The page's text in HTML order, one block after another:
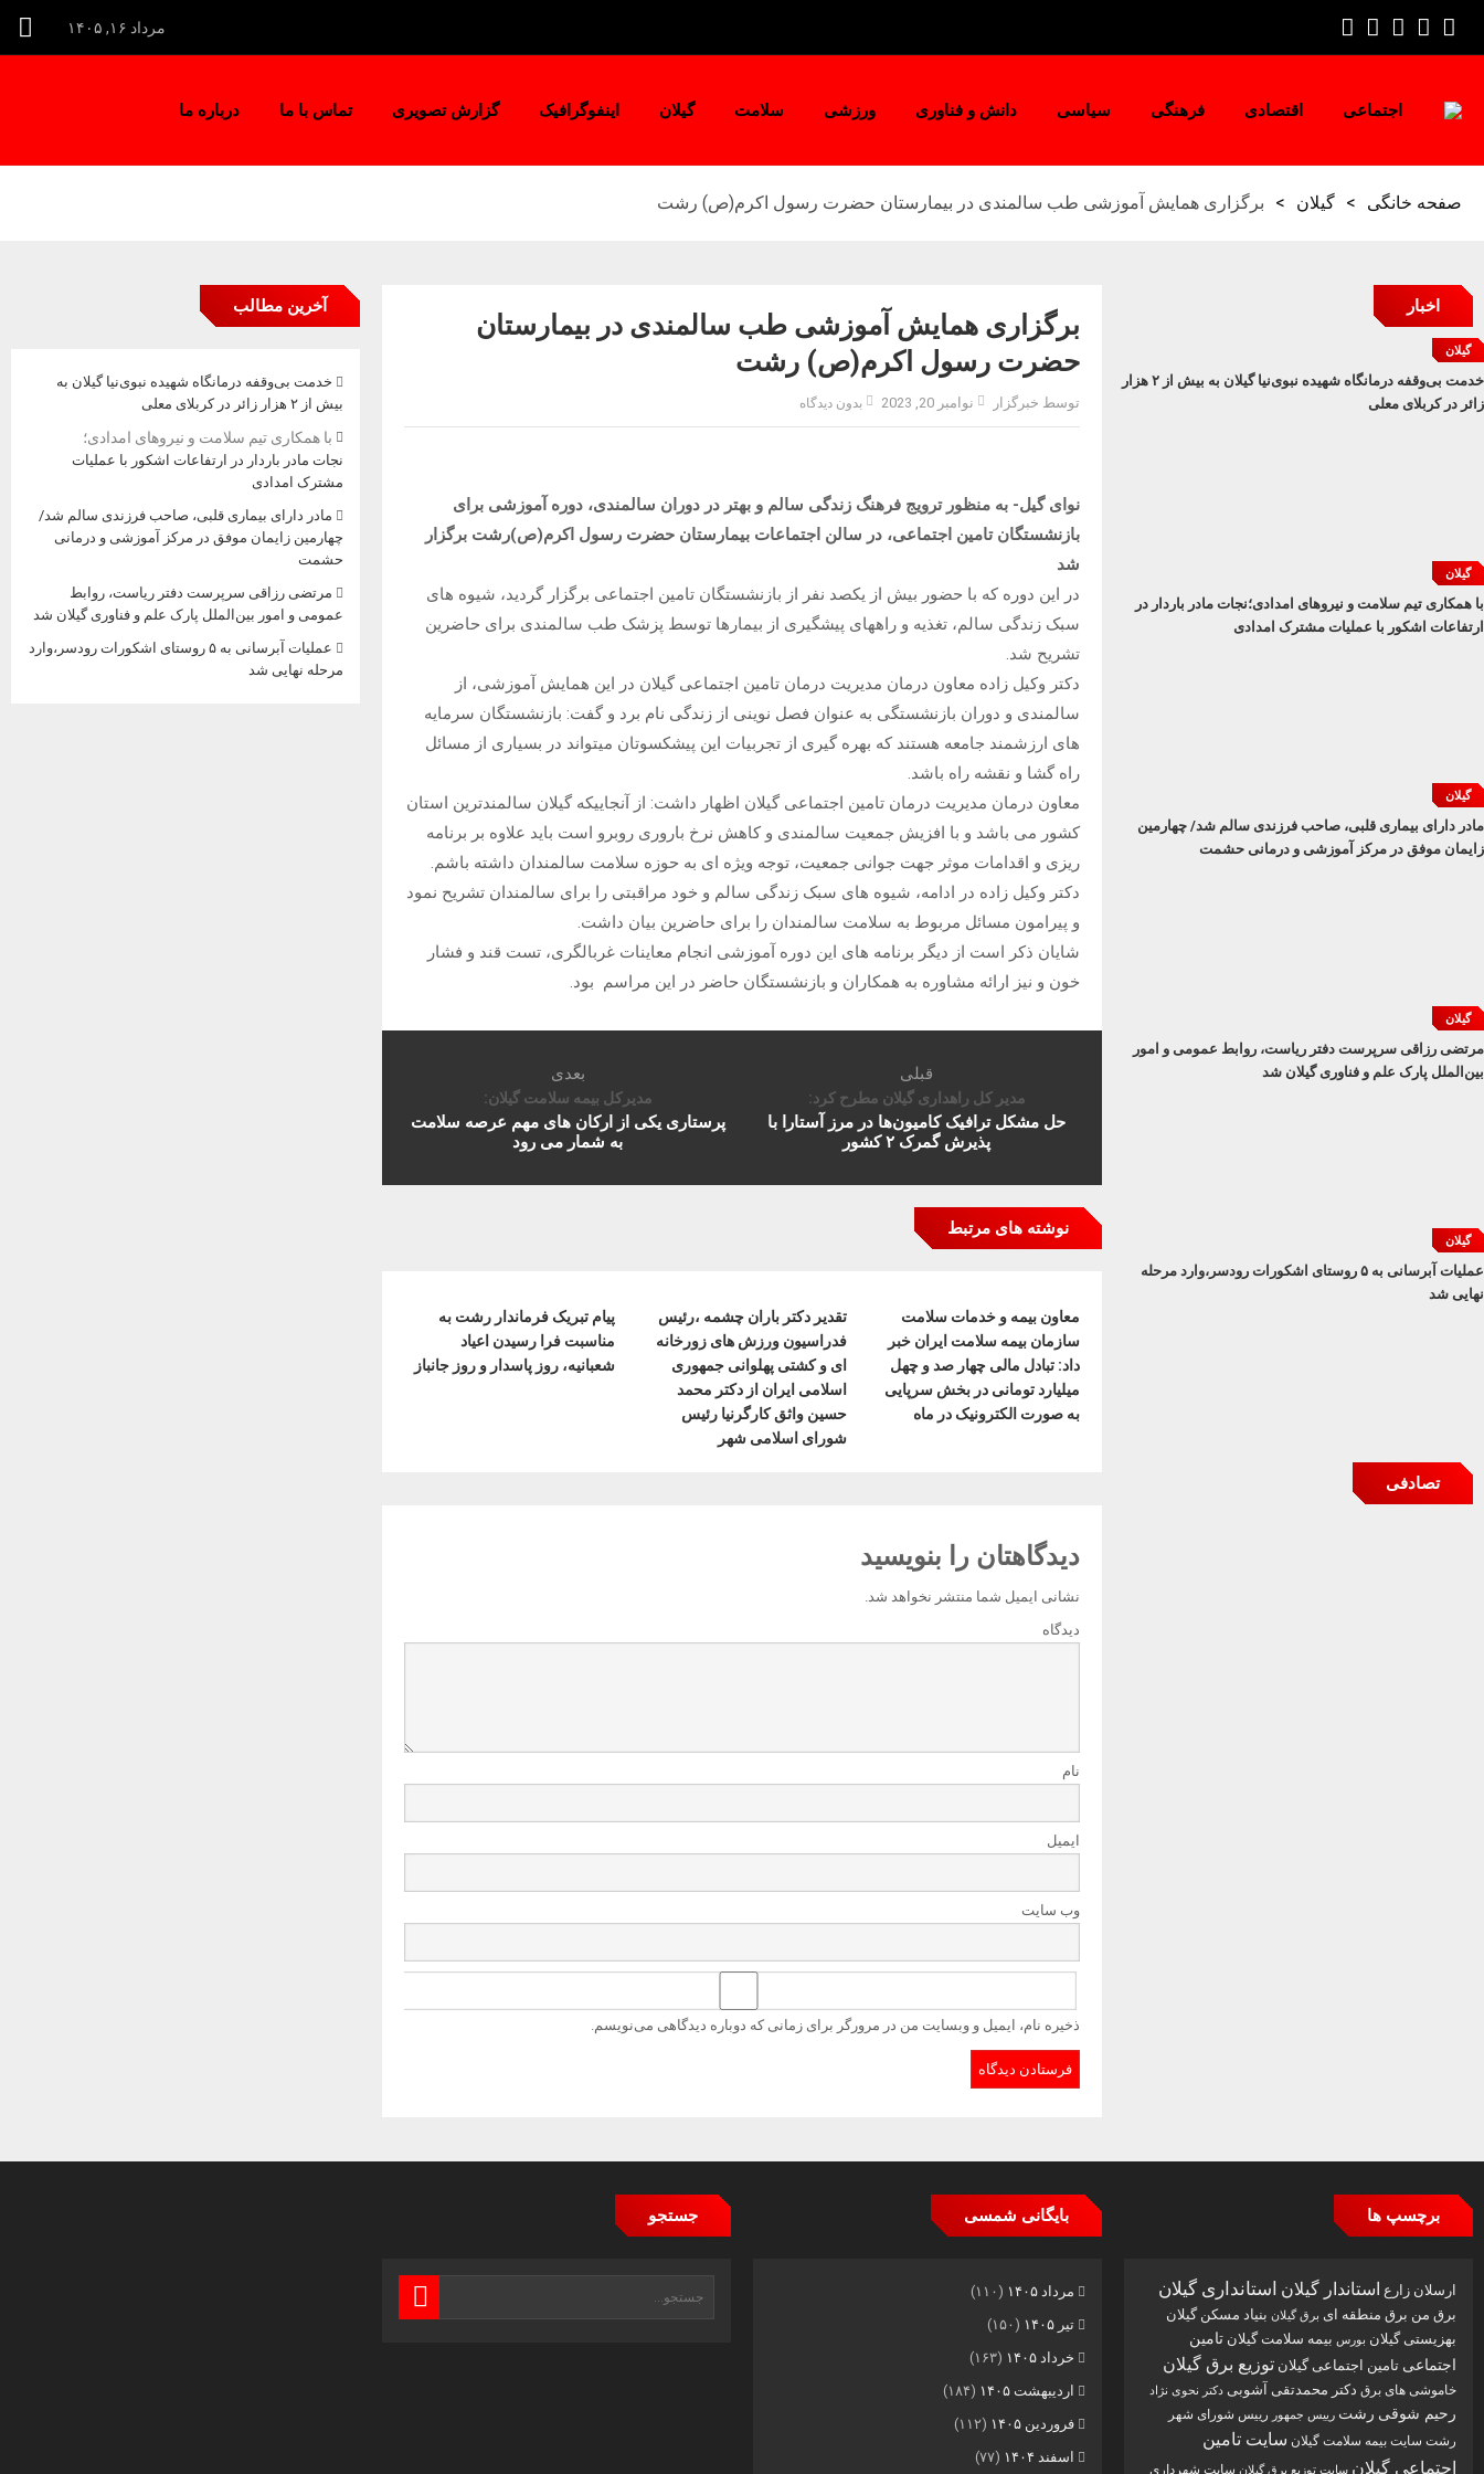
مرداد ۱۶, ۱۴۰۵
اجتماعی اقتصادی فرهنگی سیاسی دانش و فناوری ورزشی سلامت گیلان اینفوگرافیک گزارش تصویری تماس با ما درباره ما
صفحه خانگی > گیلان > برگزاری همایش آموزشی طب سالمندی در بیمارستان حضرت رسول اکرم(ص) رشت
اخبار
گیلان
خدمت بی‌وقفه درمانگاه شهیده نبوی‌نیا گیلان به بیش از ۲ هزار
زائر در کربلای معلی
گیلان
با همکاری تیم سلامت و نیروهای امدادی؛نجات مادر باردار در
ارتفاعات اشکور با عملیات مشترک امدادی
گیلان
مادر دارای بیماری قلبی، صاحب فرزندی سالم شد/ چهارمین
زایمان موفق در مرکز آموزشی و درمانی حشمت
گیلان
مرتضی رزاقی سرپرست دفتر ریاست، روابط عمومی و امور
بین‌الملل پارک علم و فناوری گیلان شد
گیلان
عملیات آبرسانی به ۵ روستای اشکورات رودسر،وارد مرحله
نهایی شد
تصادفی
برگزاری همایش آموزشی طب سالمندی در بیمارستان
حضرت رسول اکرم(ص) رشت
توسط خبرگزار نوامبر 20, 2023 بدون دیدگاه
نوای گیل- به منظور ترویج فرهنگ زندگی سالم و بهتر در دوران سالمندی، دوره آموزشی برای
بازنشستگان تامین اجتماعی، در سالن اجتماعات بیمارستان حضرت رسول اکرم(ص)رشت برگزار
شد
در این دوره که با حضور بیش از یکصد نفر از بازنشستگان تامین اجتماعی برگزار گردید، شیوه های
سبک زندگی سالم، تغذیه و راههای پیشگیری از بیمارها توسط پزشک طب سالمندی برای حاضرین
تشریح شد.
دکتر وکیل زاده معاون درمان مدیریت درمان تامین اجتماعی گیلان در این همایش آموزشی، از
سالمندی و دوران بازنشستگی به عنوان فصل نوینی از زندگی نام برد و گفت: بازنشستگان سرمایه
های ارزشمند جامعه هستند که بهره گیری از تجربیات این پیشکسوتان میتواند در بسیاری از مسائل
راه گشا و نقشه راه باشد.
معاون درمان مدیریت درمان تامین اجتماعی گیلان اظهار داشت: از آنجاییکه گیلان سالمندترین استان
کشور می باشد و با افزیش جمعیت سالمندی و کاهش نرخ باروری روبرو است باید علاوه بر برنامه
ریزی و اقدامات موثر جهت جوانی جمعیت، توجه ویژه ای به حوزه سلامت سالمندان داشته باشم.
دکتر وکیل زاده در ادامه، شیوه های سبک زندگی سالم و خود مراقبتی را برای سالمندان تشریح نمود
و پیرامون مسائل مربوط به سلامت سالمندان را برای حاضرین بیان داشت.
شایان ذکر است از دیگر برنامه های این دوره آموزشی انجام معاینات غربالگری، تست قند و فشار
خون و نیز ارائه مشاوره به همکاران و بازنشستگان حاضر در این مراسم بود.
قبلی
مدیر کل راهداری گیلان مطرح کرد:
حل مشکل ترافیک کامیون‌ها در مرز آستارا با
پذیرش گمرک ۲ کشور
بعدی
مدیرکل بیمه سلامت گیلان:
پرستاری یکی از ارکان های مهم عرصه سلامت
به شمار می رود
نوشته های مرتبط
معاون بیمه و خدمات سلامت
سازمان بیمه سلامت ایران خبر
داد: تبادل مالی چهار صد و چهل
میلیارد تومانی در بخش سرپایی
به صورت الکترونیک در ماه
تقدیر دکتر باران چشمه ،رئیس
فدراسیون ورزش های زورخانه
ای و کشتی پهلوانی جمهوری
اسلامی ایران از دکتر محمد
حسین واثق کارگرنیا رئیس
شورای اسلامی شهر
پیام تبریک فرماندار رشت به
مناسبت فرا رسیدن اعیاد
شعبانیه، روز پاسدار و روز جانباز
دیدگاهتان را بنویسید
نشانی ایمیل شما منتشر نخواهد شد.
دیدگاه
نام
ایمیل
وب‌ سایت
ذخیره نام، ایمیل و وبسایت من در مرورگر برای زمانی که دوباره دیدگاهی می‌نویسم.
آخرین مطالب
خدمت بی‌وقفه درمانگاه شهیده نبوی‌نیا گیلان به
بیش از ۲ هزار زائر در کربلای معلی
با همکاری تیم سلامت و نیروهای امدادی؛
نجات مادر باردار در ارتفاعات اشکور با عملیات
مشترک امدادی
مادر دارای بیماری قلبی، صاحب فرزندی سالم شد/
چهارمین زایمان موفق در مرکز آموزشی و درمانی
حشمت
مرتضی رزاقی سرپرست دفتر ریاست، روابط
عمومی و امور بین‌الملل پارک علم و فناوری گیلان شد
عملیات آبرسانی به ۵ روستای اشکورات رودسر،وارد
مرحله نهایی شد
برچسپ ها
ارسلان زارع استاندار گیلان استانداری گیلان
برق من برق منطقه ای برق گیلان بنیاد مسکن گیلان
بهزیستی گیلان بورس بیمه سلامت گیلان تامین
اجتماعی تامین اجتماعی گیلان توزیع برق گیلان
خاموشی های برق دکتر محمدتقی آشوبی دکتر نحوی نژاد
رحیم شوقی رشت رییس جمهور رییس شورای شهر
رشت سایت بیمه سلامت گیلان سایت تامین
اجتماعی گیلان سایت توزیع برق گیلان سایت شهرداری
بایگانی شمسی
مرداد ۱۴۰۵
(۱۱۰)
تیر ۱۴۰۵
(۱۵۰)
خرداد ۱۴۰۵
(۱۶۳)
اردیبهشت ۱۴۰۵
(۱۸۴)
فروردین ۱۴۰۵
(۱۱۲)
اسفند ۱۴۰۴
(۷۷)
جستجو